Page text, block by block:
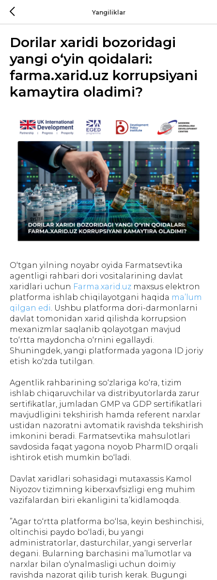
Yangiliklar
Dorilar xaridi bozoridagi
yangi o‘yin qoidalari:
farma.xarid.uz korrupsiyani
kamaytira oladimi?
O‘tgan yilning noyabr oyida Farmatsevtika
agentligi rahbari dori vositalarining davlat
xaridlari uchun Farma.xarid.uz maxsus elektron
platforma ishlab chiqilayotgani haqida ma’lum
qilgan edi . Ushbu platforma dori-darmonlarni
davlat tomonidan xarid qilishda korrupsion
mexanizmlar saqlanib qolayotgan mavjud
to‘rtta maydoncha o‘rnini egallaydi.
Shuningdek, yangi platformada yagona ID joriy
etish ko‘zda tutilgan.
Agentlik rahbarining so‘zlariga ko‘ra, tizim
ishlab chiqaruvchilar va distribyutorlarda zarur
sertifikatlar, jumladan GMP va GDP sertifikatlari
mavjudligini tekshirish hamda referent narxlar
ustidan nazoratni avtomatik ravishda tekshirish
imkonini beradi. Farmatsevtika mahsulotlari
savdosida faqat yagona noyob PharmID orqali
ishtirok etish mumkin bo‘ladi.
Davlat xaridlari sohasidagi mutaxassis Kamol
Niyozov tizimning kiberxavfsizligi eng muhim
vazifalardan biri ekanligini ta’kidlamoqda.
”Agar to‘rtta platforma bo‘lsa, keyin beshinchisi,
oltinchisi paydo bo‘ladi, bu yangi
administratorlar, dasturchilar, yangi serverlar
degani. Bularning barchasini ma’lumotlar va
narxlar bilan o‘ynalmasligi uchun doimiy
ravishda nazorat qilib turish kerak. Bugungi